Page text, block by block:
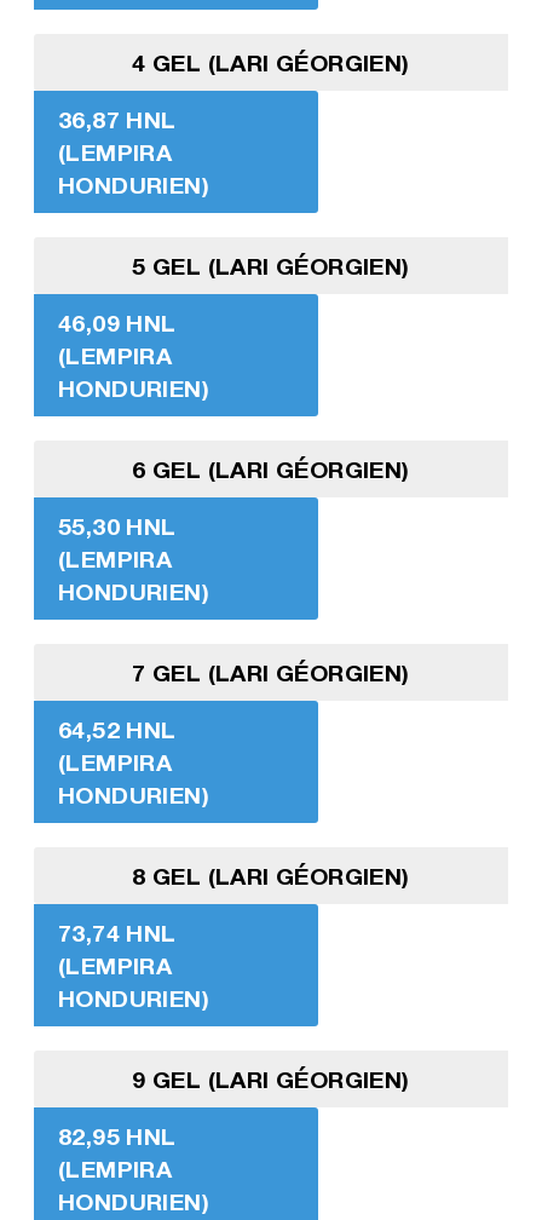
4 GEL (LARI GÉORGIEN)
36,87 HNL
(LEMPIRA
HONDURIEN)
5 GEL (LARI GÉORGIEN)
46,09 HNL
(LEMPIRA
HONDURIEN)
6 GEL (LARI GÉORGIEN)
55,30 HNL
(LEMPIRA
HONDURIEN)
7 GEL (LARI GÉORGIEN)
64,52 HNL
(LEMPIRA
HONDURIEN)
8 GEL (LARI GÉORGIEN)
73,74 HNL
(LEMPIRA
HONDURIEN)
9 GEL (LARI GÉORGIEN)
82,95 HNL
(LEMPIRA
HONDURIEN)